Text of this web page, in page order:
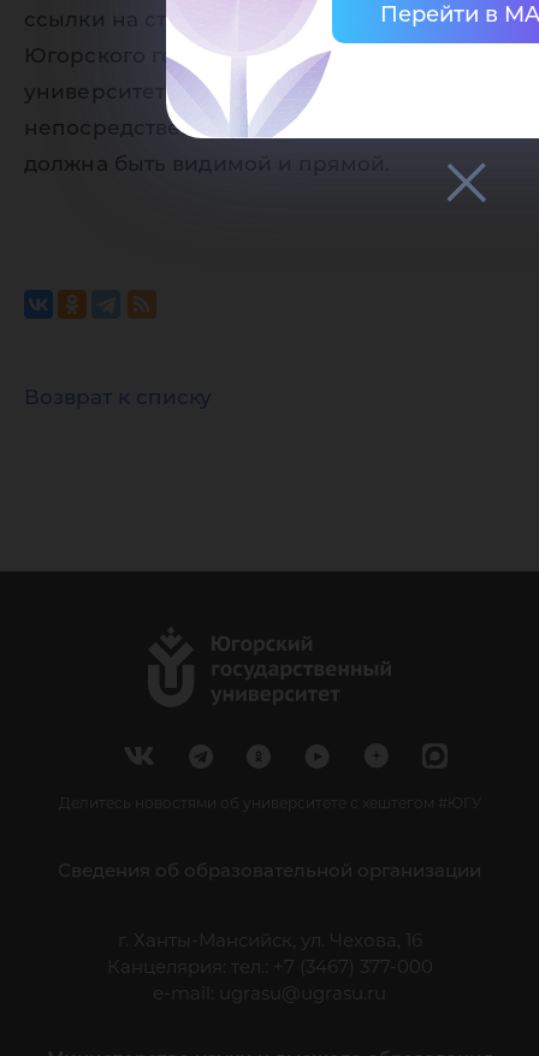
Перейти в
ссылки на страницу-источник сайта
Югорского государственного
университета. Ссылка должна находиться
непосредственно рядом с материалом,
должна быть видимой и прямой.
Возврат к списку
Делитесь новостями об университете с хештегом #ЮГУ
Сведения об образовательной организации
г. Ханты-Мансийск, ул. Чехова, 16
Канцелярия: тел.: +7 (3467) 377-000
e-mail:
ugrasu@ugrasu.ru